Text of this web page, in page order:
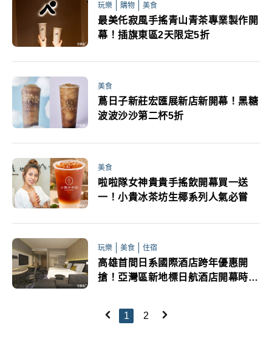
玩樂 購物 美食
最美仛寂風手搖青山青茶專業製作開
幕！插旗東區2天限定5折
美食
蔦日子新莊宏匯展新店新開幕！黑糖
波波沙沙第二杯5折
美食
啦啦隊女神貴貴手搖飲開幕買一送
一！小貴冰茶坊生椰系列人氣必嘗
玩樂 美食 住宿
高雄首間日系國際酒店跨年優惠開
搶！亞灣區新地標日航酒店開幕時間
1 2